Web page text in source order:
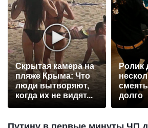
Скрытая камера на
пляже Крыма: Что
люди вытворяют,
когда их не видят...
Ролик
долго